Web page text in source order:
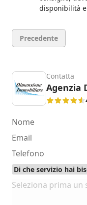
disponibilità
Precedente
Contatta
Agenzia